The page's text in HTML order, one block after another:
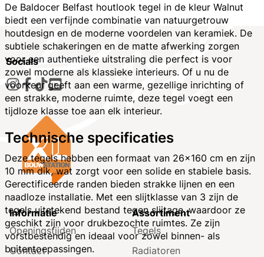
De Baldocer Belfast houtlook tegel in de kleur Walnut
biedt een verfijnde combinatie van natuurgetrouw
houtdesign en de moderne voordelen van keramiek. De
subtiele schakeringen en de matte afwerking zorgen
voor een authentieke uitstraling die perfect is voor
zowel moderne als klassieke interieurs. Of u nu de
voorkeur geeft aan een warme, gezellige inrichting of
een strakke, moderne ruimte, deze tegel voegt een
tijdloze klasse toe aan elk interieur.
Technische specificaties
Deze tegels hebben een formaat van 26x160 cm en zijn
10 mm dik, wat zorgt voor een solide en stabiele basis.
Gerectificeerde randen bieden strakke lijnen en een
naadloze installatie. Met een slijtklasse van 3 zijn de
tegels uitstekend bestand tegen slijtage, waardoor ze
geschikt zijn voor drukbezochte ruimtes. Ze zijn
vorstbestendig en ideaal voor zowel binnen- als
buitentoepassingen.
Socials
Informatie
Openingstijden
Contact
Assortiment
Tegels
Radiatoren